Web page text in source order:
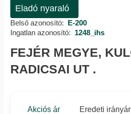
Eladó nyaraló
Belső azonosító: E-200
Ingatlan azonosító: 1248_ihs
FEJÉR MEGYE,
RADICSAI UT .
Akciós ár Eredeti irányár